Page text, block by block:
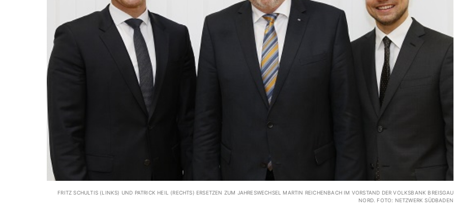
FRITZ SCHULTIS (LINKS) UND PATRICK HEIL (RECHTS) ERSETZEN ZUM JAHRESWECHSEL MARTIN REICHENBACH IM VORSTAND DER VOLKSBANK BREISGAU
NORD. FOTO: NETZWERK SÜDBADEN